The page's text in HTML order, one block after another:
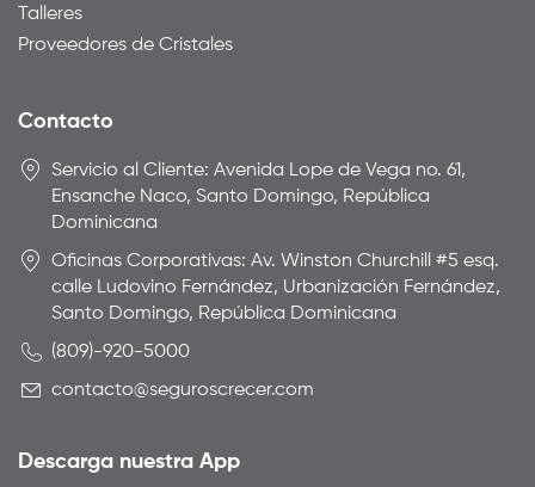
Talleres
Proveedores de Cristales
Contacto
Servicio al Cliente: Avenida Lope de Vega no. 61,
Ensanche Naco, Santo Domingo, República
Dominicana
Oficinas Corporativas: Av. Winston Churchill #5 esq.
calle Ludovino Fernández, Urbanización Fernández,
Santo Domingo, República Dominicana
(809)-920-5000
contacto@seguroscrecer.com
Descarga nuestra App